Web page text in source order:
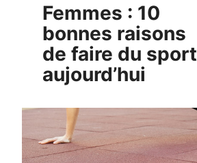
Femmes : 10
bonnes raisons
de faire du sport
aujourd’hui